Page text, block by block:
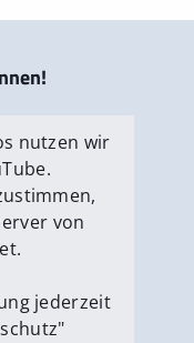
nutzen wir
von
jederzeit